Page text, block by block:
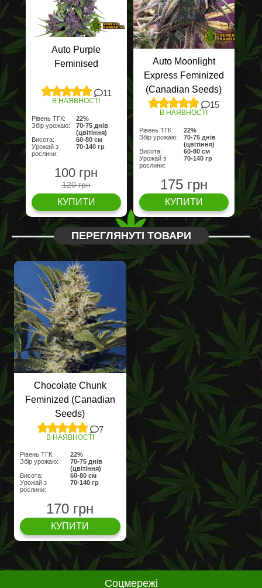
Auto Purple
Feminised
11
В НАЯВНОСТІ
Рівень ТГК:
22%
Збір урожаю:
70-75 днів
(цвітіння)
Висота:
60-80 cм
Урожай з
рослини:
70-140 гр
100 грн
120 грн
КУПИТИ
Auto Moonlight
Express Feminized
(Canadian Seeds)
15
В НАЯВНОСТІ
Рівень ТГК:
22%
Збір урожаю:
70-75 днів
(цвітіння)
Висота:
60-80 cм
Урожай з
рослини:
70-140 гр
175 грн
КУПИТИ
ПЕРЕГЛЯНУТІ ТОВАРИ
Chocolate Chunk
Feminized (Canadian
Seeds)
7
В НАЯВНОСТІ
Рівень ТГК:
22%
Збір урожаю:
70-75 днів
(цвітіння)
Висота:
60-80 cм
Урожай з
рослини:
70-140 гр
170 грн
КУПИТИ
Соцмережі